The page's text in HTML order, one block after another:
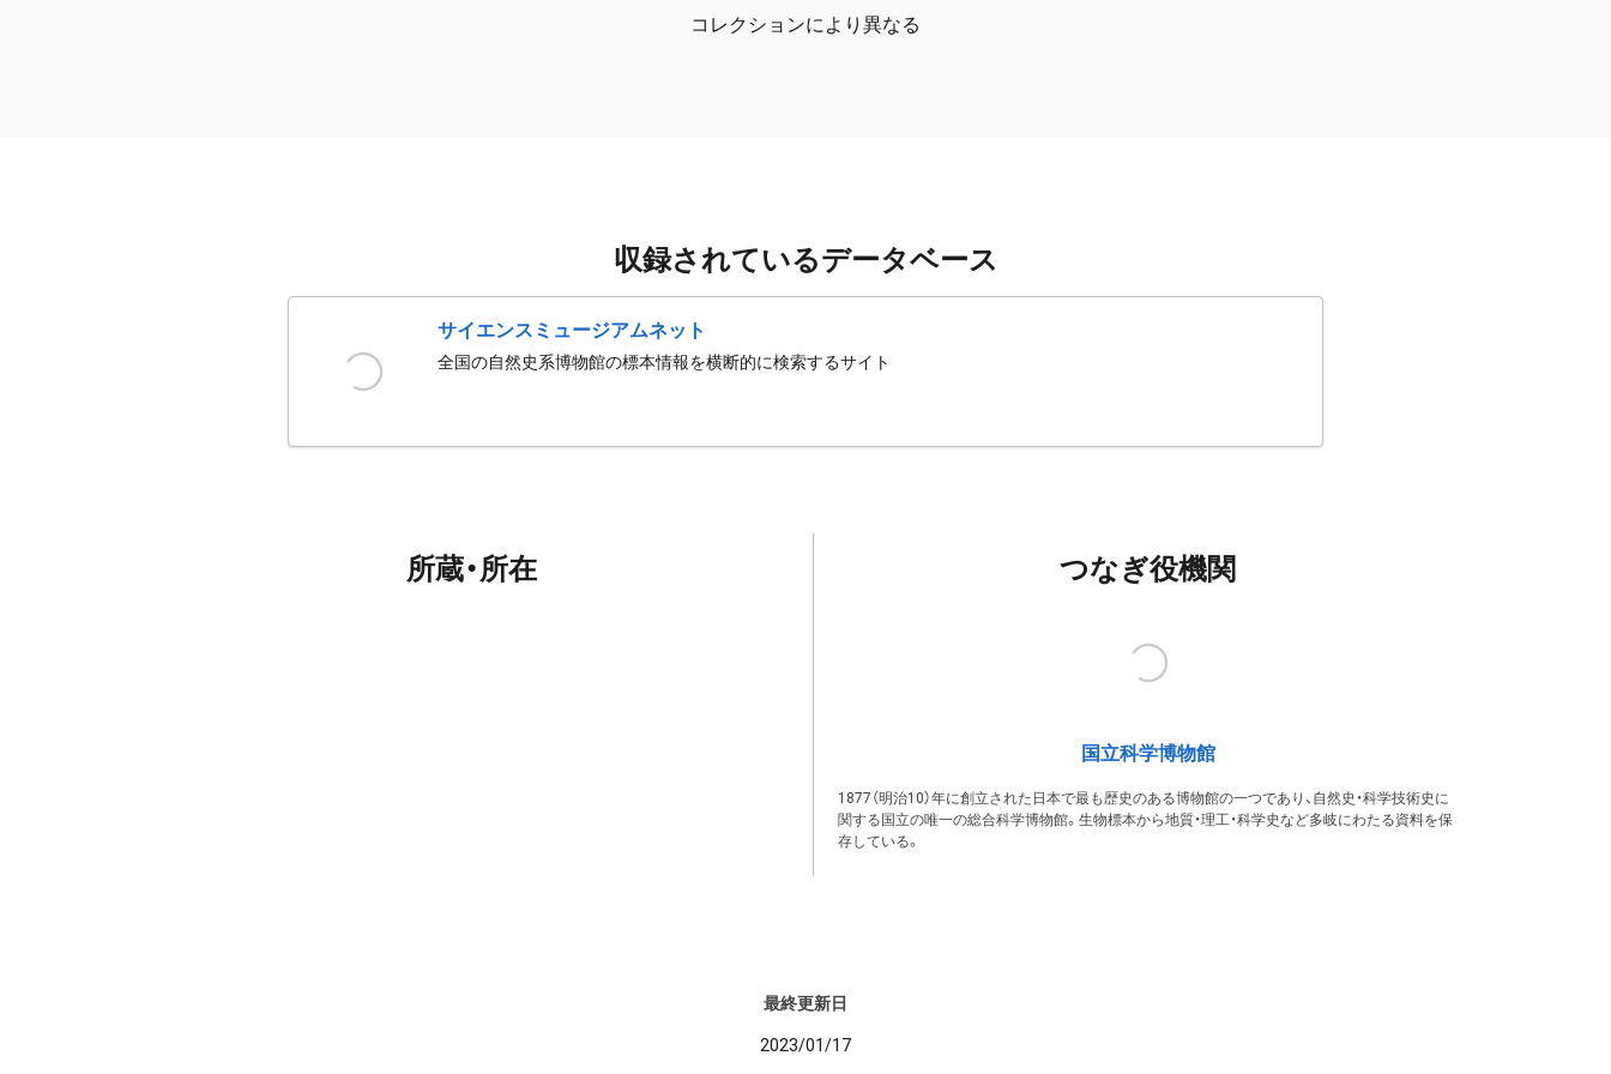
コレクションにより異なる
収録されているデータベース
サイエンスミュージアムネット
全国の自然史系博物館の標本情報を横断的に検索するサイト
所蔵・所在 つなぎ役機関
国立科学博物館
1877（明治10）年に創立された日本で最も歴史のある博物館の一つであり、自然史・科学技術史に
関する国立の唯一の総合科学博物館。生物標本から地質・理工・科学史など多岐にわたる資料を保
存している。
最終更新日
2023/01/17